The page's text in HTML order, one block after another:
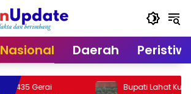
Nasional Daerah
Bupati Lahat Kumpulkan RT/RW,